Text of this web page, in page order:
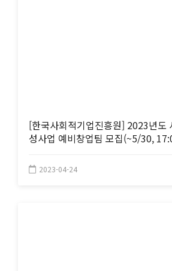
[한국사회적기업진흥원] 2023년도
성사업 예비창업팀 모집(~5/30,
2023-04-24